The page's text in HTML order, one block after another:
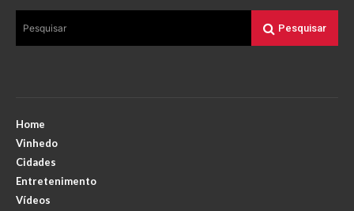
Pesquisar Pesquisar
Home
Vinhedo
Cidades
Entretenimento
Vídeos